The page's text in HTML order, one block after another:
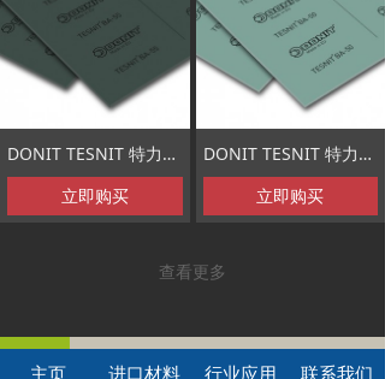
DONIT TESNIT 特力加热用无石棉板 芳纶纤维垫片 BA-55
立即购买
DONIT TESNIT 特力船用无石棉板 芳纶纤维垫片 BA-50
立即购买
查看更多
主页 进口材料 行业应用 联系我们